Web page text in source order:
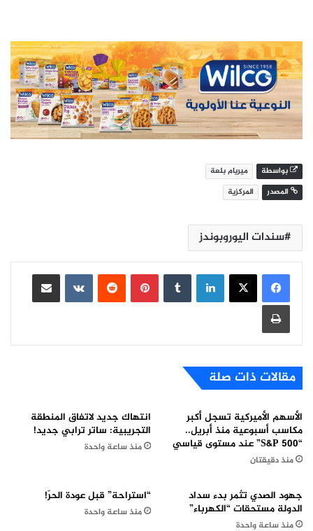
بواسطة
ميريام بلعة
المصدر
المركزية
سندات اليوروبوندز
لينكدإن بينتيريست
مشاركة عبر البريد
طباعة
مقالات ذات صلة
الأسهم الأميركية تسجل أكبر
مكاسب أسبوعية منذ أبريل..
“S&P 500” عند مستوى قياسي
منذ دقيقتان
انتهاك جديد لاتفاق المنطقة
التجريبية: ساتر ترابي جديد!
منذ ساعة واحدة
جهود الصدي تثمر بدء سداد
الدولة مستحقات “الكهرباء”
منذ ساعة واحدة
“استراحة” قبل عودة الحرّ!
منذ ساعة واحدة